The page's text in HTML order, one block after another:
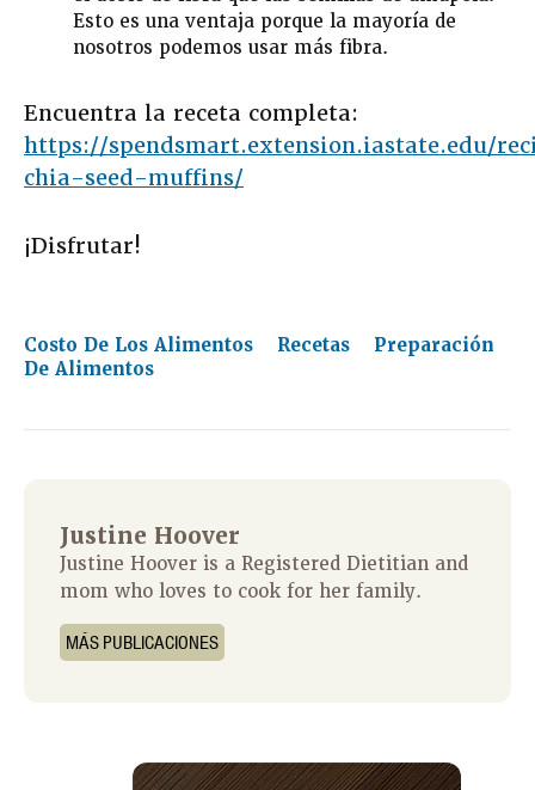
Esto es una ventaja porque la mayoría de
nosotros podemos usar más fibra.
Encuentra la receta completa:
https://spendsmart.extension.iastate.edu/
chia-seed-muffins/
¡Disfrutar!
Costo De Los Alimentos Recetas
Preparación
De Alimentos
Justine Hoover
Justine Hoover is a Registered Dietitian and
mom who loves to cook for her family.
MÁS PUBLICACIONES